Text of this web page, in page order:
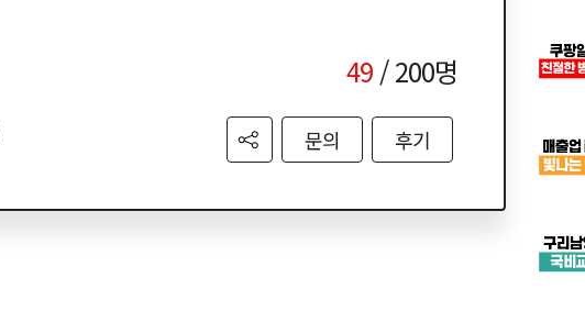
49 / 200명
문의 후기